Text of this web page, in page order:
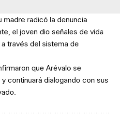
madre radicó la denuncia
el joven dio señales de vida
través del sistema de
que Arévalo se
continuará dialogando con sus